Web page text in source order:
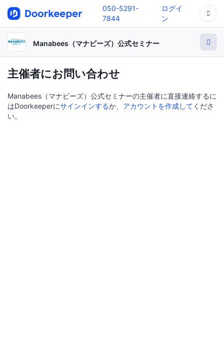
050-5291-
7844
ログイ
ン
Manabees（マナビーズ）公式セミナー
主催者にお問い合わせ
Manabees（マナビーズ）公式セミナーの主催者に直接連絡するに
はDoorkeeperにサインインするか、 アカウントを作成して くださ
い。